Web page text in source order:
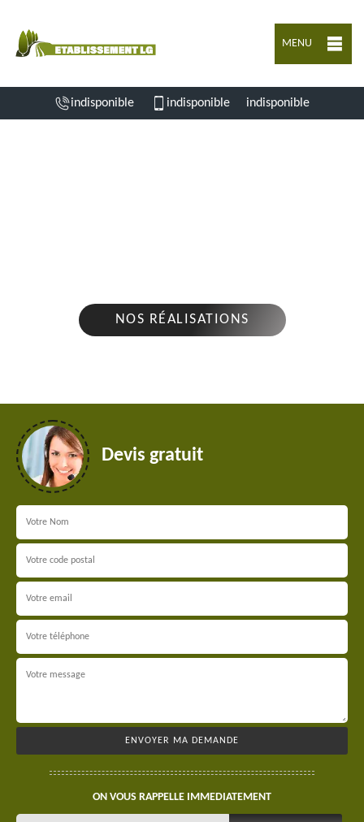
MENU
indisponible indisponible indisponible
NOS RÉALISATIONS
Devis gratuit
ON VOUS RAPPELLE IMMEDIATEMENT